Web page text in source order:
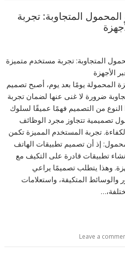
المتجاوبة: تجربة
المحمولة يومًا بعد يوم، أصبح تصميم
ضرورة لا غنى عنها لضمان تجربة
من التصميم فهمًا عميقًا لسلوك
تصميمية تتجاوز مجرد الوظائف
تجربة المستخدم المميزة تكمن
إذ أن تصميم تطبيقات الهاتف
تطبيقات قادرة على التكيف مع
وهذا يتطلب تصميمًا يراعي
والوسائط المتكيفة، واستعلامات
Leave a